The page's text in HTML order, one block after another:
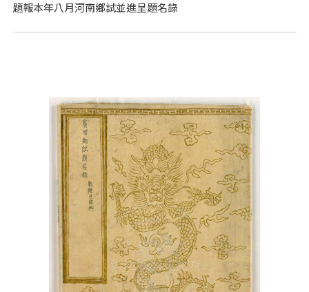
題報本年八月河南鄉試並進呈題名錄